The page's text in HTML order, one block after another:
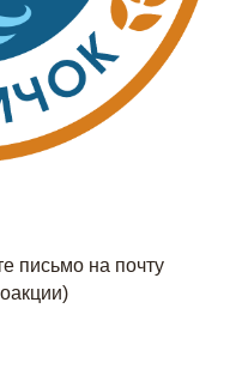
письмо на почту